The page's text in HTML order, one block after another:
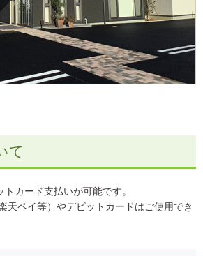
て
カード支払いが可能です。
天ペイ等）やデビットカードはご使用でき